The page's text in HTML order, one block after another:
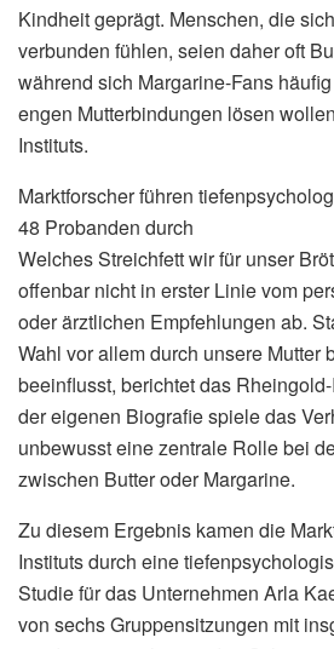
Kindheit geprägt. Menschen, die
verbunden fühlen, seien daher oft
während sich Margarine-Fans
engen Mutterbindungen lösen
Instituts.
Marktforscher führen
48 Probanden durch
Welches Streichfett wir für unser
offenbar nicht in erster Linie vom
oder ärztlichen Empfehlungen ab.
Wahl vor allem durch unsere Mutter
beeinflusst, berichtet das
der eigenen Biografie spiele das
unbewusst eine zentrale Rolle bei
zwischen Butter oder Margarine.
Zu diesem Ergebnis kamen die
Instituts durch eine
Studie für das Unternehmen Arla
von sechs Gruppensitzungen mit